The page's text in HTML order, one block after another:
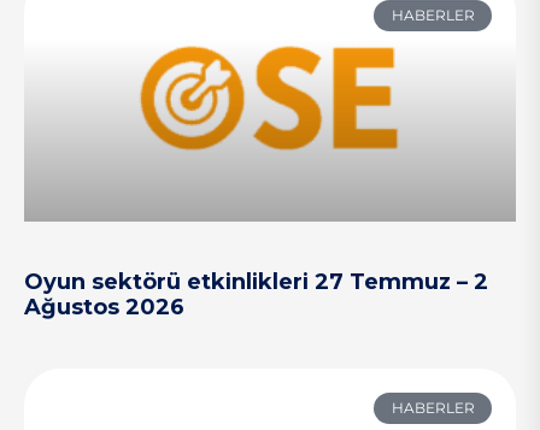
HABERLER
Oyun sektörü etkinlikleri 27 Temmuz – 2
Ağustos 2026
HABERLER